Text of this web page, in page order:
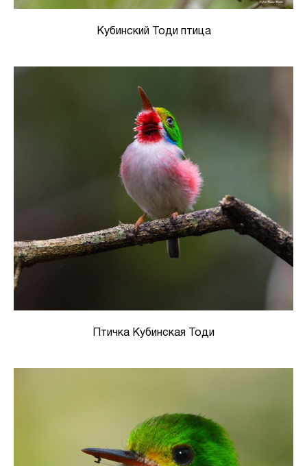
Кубинский Тоди птица
Птичка Кубинская Тоди